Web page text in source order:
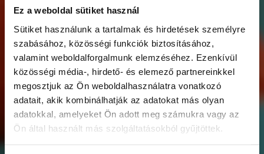
Ez a weboldal sütiket használ
Sütiket használunk a tartalmak és hirdetések személyre
szabásához, közösségi funkciók biztosításához,
valamint weboldalforgalmunk elemzéséhez. Ezenkívül
közösségi média-, hirdető- és elemező partnereinkkel
megosztjuk az Ön weboldalhasználatra vonatkozó
adatait, akik kombinálhatják az adatokat más olyan
adatokkal, amelyeket Ön adott meg számukra vagy az
Ön által használt más szolgáltatásokból gyűjtöttek.